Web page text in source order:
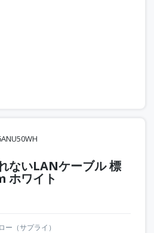
ないLANケーブル 標
ホワイト
ー（サプライ）